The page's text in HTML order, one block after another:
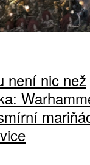
není nic než